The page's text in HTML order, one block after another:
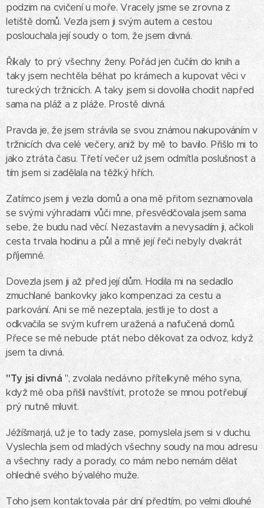
podzim na cvičení u moře. Vracely jsme se zrovna z
letiště domů. Vezla jsem ji svým autem a cestou
poslouchala její soudy o tom, že jsem divná.
Říkaly to prý všechny ženy. Pořád jen čučím do knih a
taky jsem nechtěla běhat po krámech a kupovat věci v
tureckých tržnicích. A taky jsem si dovolila chodit napřed
sama na pláž a z pláže. Prostě divná.
Pravda je, že jsem strávila se svou známou nakupováním v
tržnicích dva celé večery, aniž by mě to bavilo. Přišlo mi to
jako ztráta času. Třetí večer už jsem odmítla poslušnost a
tím jsem si zadělala na těžký hřích.
Zatímco jsem ji vezla domů a ona mě přitom seznamovala
se svými výhradami vůči mne, přesvědčovala jsem sama
sebe, že budu nad věcí. Nezastavím a nevysadím ji, ačkoli
cesta trvala hodinu a půl a mně její řeči nebyly dvakrát
příjemné.
Dovezla jsem ji až před její dům. Hodila mi na sedadlo
zmuchlané bankovky jako kompenzaci za cestu a
parkování. Ani se mě nezeptala, jestli je to dost a
odkvačila se svým kufrem uražená a nafučená domů.
Přece se mě nebude ptát nebo děkovat za odvoz, když
jsem ta divná.
"Ty jsi divná ", zvolala nedávno přítelkyně mého syna,
když mě oba přišli navštívit, protože se mnou potřebují
prý nutně mluvit.
Jéžíšmarjá, už je to tady zase, pomyslela jsem si v duchu.
Vyslechla jsem od mladých všechny soudy na mou adresu
a všechny rady a porady, co mám nebo nemám dělat
ohledně svého bývalého muže.
Toho jsem kontaktovala pár dní předtím, po velmi dlouhé